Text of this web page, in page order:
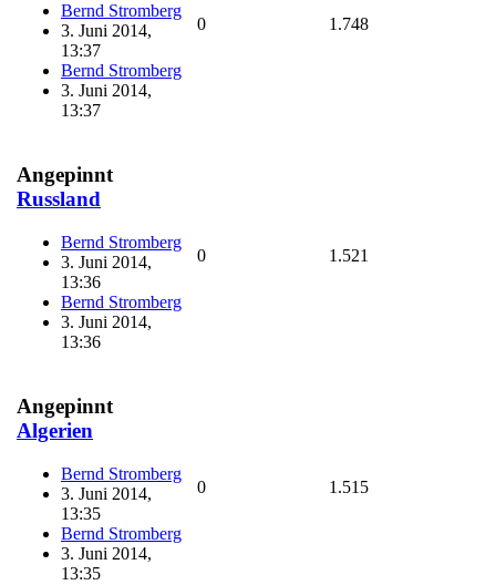
Bernd Stromberg
3. Juni 2014,
13:37
Bernd Stromberg
3. Juni 2014,
13:37
0 1.748
Angepinnt
Russland
Bernd Stromberg
3. Juni 2014,
13:36
Bernd Stromberg
3. Juni 2014,
13:36
0 1.521
Angepinnt
Algerien
Bernd Stromberg
3. Juni 2014,
13:35
Bernd Stromberg
3. Juni 2014,
13:35
0 1.515